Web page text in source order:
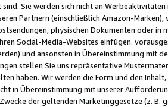
Sie werden sich nicht an
Partnern (einschließlich Amazon-
physischen Dokumenten oder in
Social-Media-Websites einfügen.
und ansonsten in Übereinstimmung mit
stellen Sie uns repräsentative
haben. Wir werden die Form und den
in Übereinstimmung mit unserer
der geltenden Marketinggesetze (z. B.